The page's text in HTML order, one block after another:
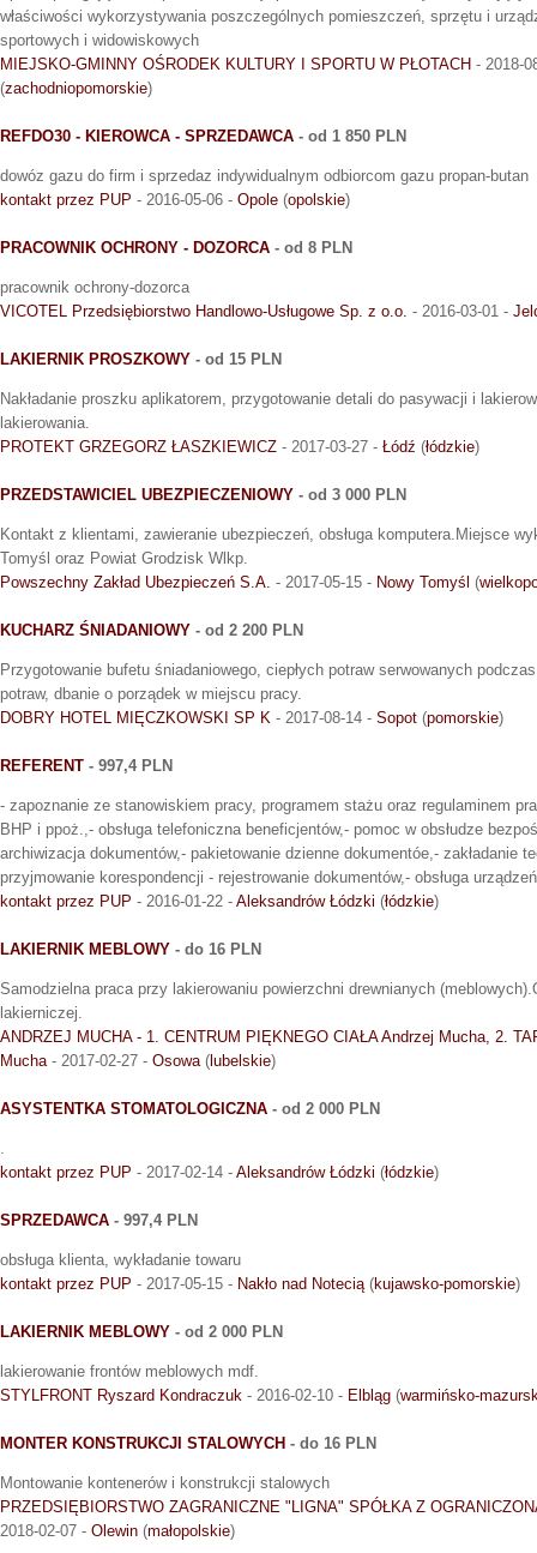
właściwości wykorzystywania poszczególnych pomieszczeń, sprzętu i
sportowych i widowiskowych
MIEJSKO-GMINNY OŚRODEK KULTURY I SPORTU W PŁOTACH - 2018-
(zachodniopomorskie)
REFDO30 - KIEROWCA - SPRZEDAWCA - od 1 850 PLN
dowóz gazu do firm i sprzedaz indywidualnym odbiorcom gazu propan-butan
kontakt przez PUP - 2016-05-06 - Opole (opolskie)
PRACOWNIK OCHRONY - DOZORCA - od 8 PLN
pracownik ochrony-dozorca
VICOTEL Przedsiębiorstwo Handlowo-Usługowe Sp. z o.o. - 2016-03-01 -
LAKIERNIK PROSZKOWY - od 15 PLN
Nakładanie proszku aplikatorem, przygotowanie detali do pasywacji i
lakierowania.
PROTEKT GRZEGORZ ŁASZKIEWICZ - 2017-03-27 - Łódź (łódzkie)
PRZEDSTAWICIEL UBEZPIECZENIOWY - od 3 000 PLN
Kontakt z klientami, zawieranie ubezpieczeń, obsługa komputera.Miejsce
Tomyśl oraz Powiat Grodzisk Wlkp.
Powszechny Zakład Ubezpieczeń S.A. - 2017-05-15 - Nowy Tomyśl (
KUCHARZ ŚNIADANIOWY - od 2 200 PLN
Przygotowanie bufetu śniadaniowego, ciepłych potraw serwowanych
potraw, dbanie o porządek w miejscu pracy.
DOBRY HOTEL MIĘCZKOWSKI SP K - 2017-08-14 - Sopot (pomorskie)
REFERENT - 997,4 PLN
- zapoznanie ze stanowiskiem pracy, programem stażu oraz regulaminem
BHP i ppoż.,- obsługa telefoniczna beneficjentów,- pomoc w obsłudze
archiwizacja dokumentów,- pakietowanie dzienne dokumentóe,- zakładanie
przyjmowanie korespondencji - rejestrowanie dokumentów,- obsługa
kontakt przez PUP - 2016-01-22 - Aleksandrów Łódzki (łódzkie)
LAKIERNIK MEBLOWY - do 16 PLN
Samodzielna praca przy lakierowaniu powierzchni drewnianych
lakierniczej.
ANDRZEJ MUCHA - 1. CENTRUM PIĘKNEGO CIAŁA Andrzej Mucha, 2.
Mucha- 2017-02-27 - Osowa( lubelskie)
ASYSTENTKA STOMATOLOGICZNA - od 2 000 PLN
.
kontakt przez PUP - 2017-02-14 - Aleksandrów Łódzki (łódzkie)
SPRZEDAWCA - 997,4 PLN
obsługa klienta, wykładanie towaru
kontakt przez PUP - 2017-05-15 - Nakło nad Notecią(kujawsko-pomorskie)
LAKIERNIK MEBLOWY - od 2 000 PLN
lakierowanie frontów meblowych mdf.
STYLFRONT Ryszard Kondraczuk - 2016-02-10 - Elbląg (warmińsko-
MONTER KONSTRUKCJI STALOWYCH - do 16 PLN
Montowanie kontenerów i konstrukcji stalowych
PRZEDSIĘBIORSTWO ZAGRANICZNE "LIGNA" SPÓŁKA Z
2018-02-07 - Olewin (małopolskie)